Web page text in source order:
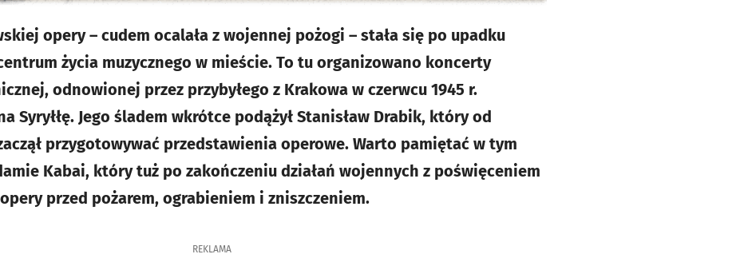
opery – cudem ocalała z wojennej pożogi – stała się po upadku
życia muzycznego w mieście. To tu organizowano koncerty
odnowionej przez przybyłego z Krakowa w czerwcu 1945 r.
Syryłłę. Jego śladem wkrótce podążył Stanisław Drabik, który od
przygotowywać przedstawienia operowe. Warto pamiętać w tym
Kabai, który tuż po zakończeniu działań wojennych z poświęceniem
przed pożarem, ograbieniem i zniszczeniem.
REKLAMA